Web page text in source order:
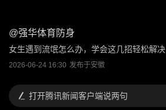
@强华体育防身
女生遇到流氓怎么办，学会这几招轻松解决
2026-06-24 16:30 发布于安徽
打开腾讯新闻客户端说两句